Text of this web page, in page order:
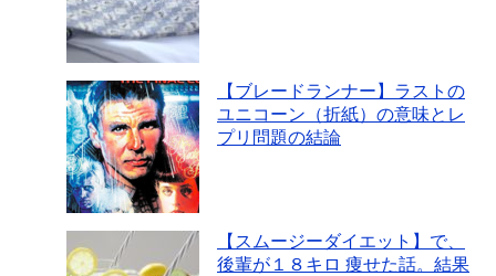
【ブレードランナー】ラストの
ユニコーン（折紙）の意味とレ
プリ問題の結論
【スムージーダイエット】で、
後輩が１８キロ 痩せた話。結果